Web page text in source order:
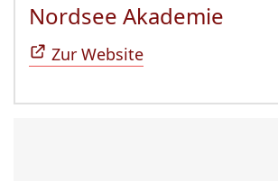
Nordsee Akademie
Zur Website